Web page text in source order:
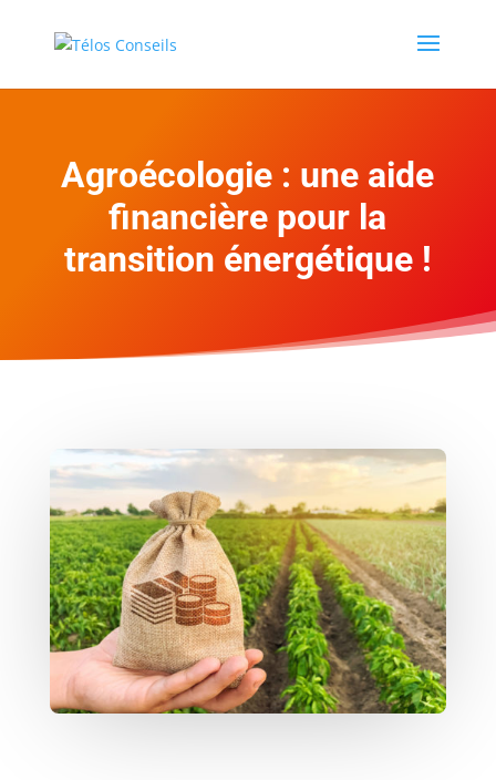
Agroécologie : une aide
financière pour la
transition énergétique !